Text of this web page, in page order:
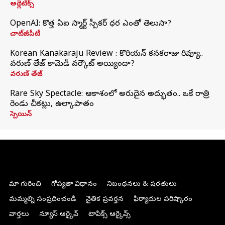
అథ్లెటిక్స్
OpenAI: కొత్త ఏఐ స్మార్ట్ స్పీకర్ ధర ఎంతో తెలుసా?
చాట్‌జీపీటీ
Korean Kanakaraju Review : కొరియన్ కనకరాజు రివ్యూ..
వరుణ్ తేజ్ కామెడీ వర్కౌట్ అయ్యిందా?
వరుణ్ తేజ్
Rare Sky Spectacle: ఆకాశంలో అరుదైన అద్భుతం.. ఒకే రాత్రి
రెండు చీకట్లు, ఉల్కాపాతం
స్పెయిన్
మా గురించి గోప్యతా విధానం
నిబంధనలు & షరతులు
మమ్మల్ని సంప్రదించండి
నైతిక ప్రవర్తన
ఫిర్యాదుల పరిష్కారం
వార్తలు
న్యూస్ ఆర్కైవ్ టాపిక్స్ ఆర్కైవ్స్